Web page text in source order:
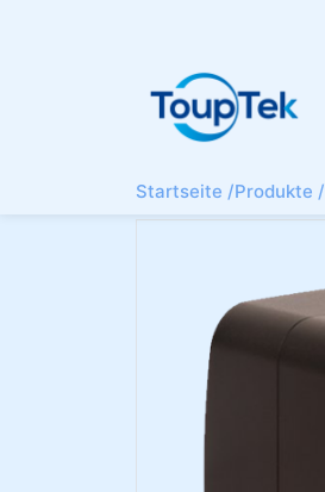
Startseite /Produkte /